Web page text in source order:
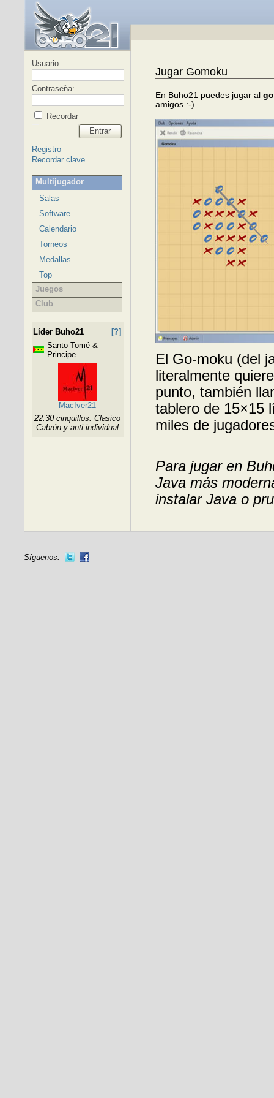
Usuario:
Contraseña:
Recordar
Entrar
Registro
Recordar clave
Multijugador
Salas
Software
Calendario
Torneos
Medallas
Top
Juegos
Club
Líder Buho21
[?]
Santo Tomé &
Principe
MacIver21
22.30 cinquillos. Clasico
Cabrón y anti individual
Jugar Gomoku
En Buho21 puedes jugar al
amigos :-)
El Go-moku (del
literalmente
punto, también
tablero de 15×15
miles de
Para jugar en
Java más
instalar Java o
Síguenos: